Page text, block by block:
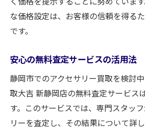
な価格設定は、お客様の信頼を得る
です。
安心の無料査定サービスの活用法
静岡市でのアクセサリー買取を検討
取大吉 新静岡店の無料査定サービス
す。このサービスでは、専門スタッ
リーを査定し、その結果について詳